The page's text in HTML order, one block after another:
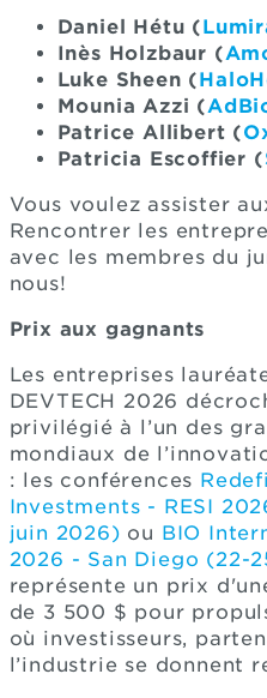
Daniel Hétu (
Inès Holzbaur (
Luke Sheen (
Mounia Azzi (
Patrice Allibert (
Patricia Escoffier (
Vous voulez assister
Rencontrer les
avec les membres du
nous!
Prix aux gagnants
Les entreprises
DEVTECH 2026
privilégié à l’un des
mondiaux de
: les conférences
Investments - RESI
juin 2026) ou BIO
2026 - San Diego (22-
représente un prix
de 3 500 $ pour
où investisseurs,
l’industrie se donnent